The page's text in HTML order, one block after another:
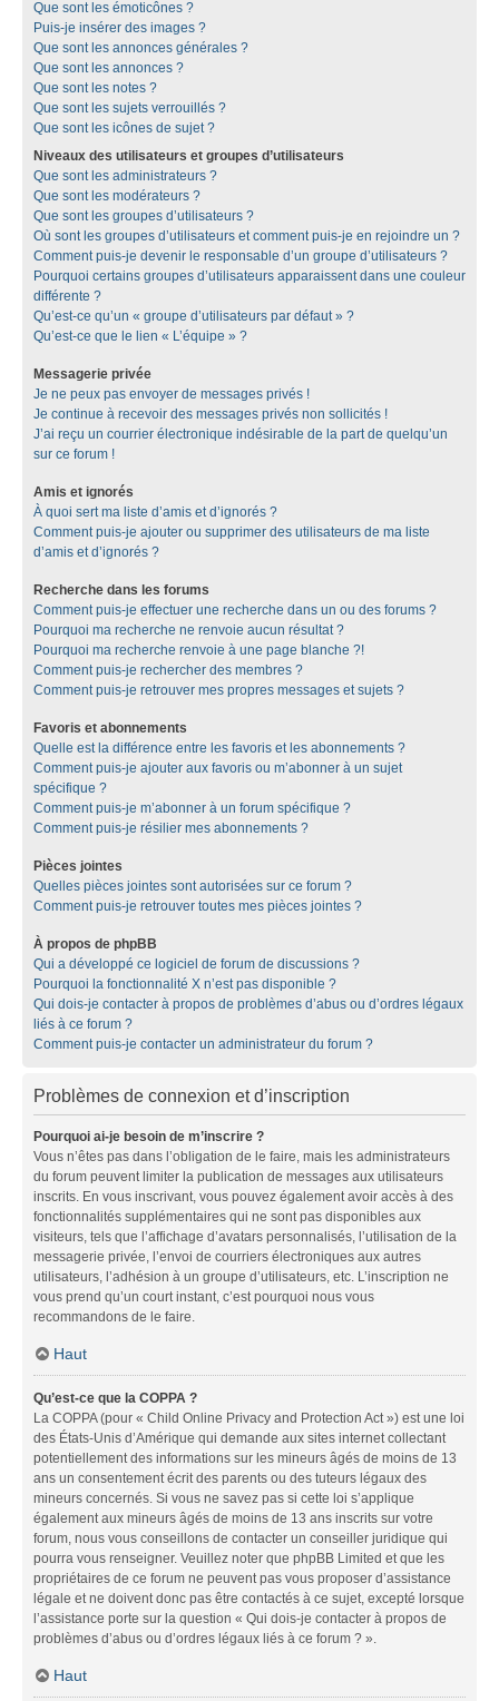
Que sont les émoticônes ?
Puis-je insérer des images ?
Que sont les annonces générales ?
Que sont les annonces ?
Que sont les notes ?
Que sont les sujets verrouillés ?
Que sont les icônes de sujet ?
Niveaux des utilisateurs et groupes d’utilisateurs
Que sont les administrateurs ?
Que sont les modérateurs ?
Que sont les groupes d’utilisateurs ?
Où sont les groupes d’utilisateurs et comment puis-je en rejoindre un ?
Comment puis-je devenir le responsable d’un groupe d’utilisateurs ?
Pourquoi certains groupes d’utilisateurs apparaissent dans une couleur
différente ?
Qu’est-ce qu’un « groupe d’utilisateurs par défaut » ?
Qu’est-ce que le lien « L’équipe » ?
Messagerie privée
Je ne peux pas envoyer de messages privés !
Je continue à recevoir des messages privés non sollicités !
J’ai reçu un courrier électronique indésirable de la part de quelqu’un
sur ce forum !
Amis et ignorés
À quoi sert ma liste d’amis et d’ignorés ?
Comment puis-je ajouter ou supprimer des utilisateurs de ma liste
d’amis et d’ignorés ?
Recherche dans les forums
Comment puis-je effectuer une recherche dans un ou des forums ?
Pourquoi ma recherche ne renvoie aucun résultat ?
Pourquoi ma recherche renvoie à une page blanche ?!
Comment puis-je rechercher des membres ?
Comment puis-je retrouver mes propres messages et sujets ?
Favoris et abonnements
Quelle est la différence entre les favoris et les abonnements ?
Comment puis-je ajouter aux favoris ou m’abonner à un sujet
spécifique ?
Comment puis-je m’abonner à un forum spécifique ?
Comment puis-je résilier mes abonnements ?
Pièces jointes
Quelles pièces jointes sont autorisées sur ce forum ?
Comment puis-je retrouver toutes mes pièces jointes ?
À propos de phpBB
Qui a développé ce logiciel de forum de discussions ?
Pourquoi la fonctionnalité X n’est pas disponible ?
Qui dois-je contacter à propos de problèmes d’abus ou d’ordres légaux
liés à ce forum ?
Comment puis-je contacter un administrateur du forum ?
Problèmes de connexion et d’inscription
Pourquoi ai-je besoin de m’inscrire ?
Vous n’êtes pas dans l’obligation de le faire, mais les administrateurs
du forum peuvent limiter la publication de messages aux utilisateurs
inscrits. En vous inscrivant, vous pouvez également avoir accès à des
fonctionnalités supplémentaires qui ne sont pas disponibles aux
visiteurs, tels que l’affichage d’avatars personnalisés, l’utilisation de la
messagerie privée, l’envoi de courriers électroniques aux autres
utilisateurs, l’adhésion à un groupe d’utilisateurs, etc. L’inscription ne
vous prend qu’un court instant, c’est pourquoi nous vous
recommandons de le faire.
Haut
Qu’est-ce que la COPPA ?
La COPPA (pour « Child Online Privacy and Protection Act ») est une loi
des États-Unis d’Amérique qui demande aux sites internet collectant
potentiellement des informations sur les mineurs âgés de moins de 13
ans un consentement écrit des parents ou des tuteurs légaux des
mineurs concernés. Si vous ne savez pas si cette loi s’applique
également aux mineurs âgés de moins de 13 ans inscrits sur votre
forum, nous vous conseillons de contacter un conseiller juridique qui
pourra vous renseigner. Veuillez noter que phpBB Limited et que les
propriétaires de ce forum ne peuvent pas vous proposer d’assistance
légale et ne doivent donc pas être contactés à ce sujet, excepté lorsque
l’assistance porte sur la question « Qui dois-je contacter à propos de
problèmes d’abus ou d’ordres légaux liés à ce forum ? ».
Haut